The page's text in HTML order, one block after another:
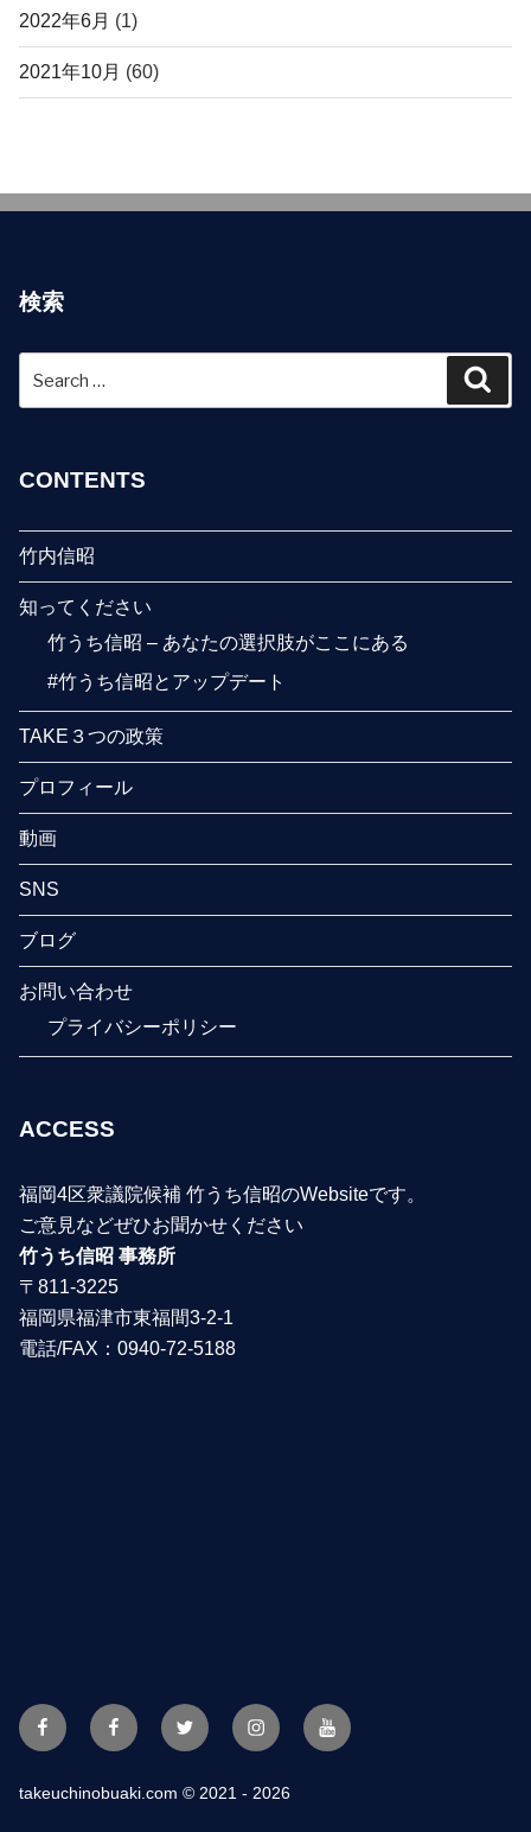
2022年6月 (1)
2021年10月 (60)
検索
CONTENTS
竹内信昭
知ってください
竹うち信昭 – あなたの選択肢がここにある
#竹うち信昭とアップデート
TAKE３つの政策
プロフィール
動画
SNS
ブログ
お問い合わせ
プライバシーポリシー
ACCESS
福岡4区衆議院候補 竹うち信昭のWebsiteです。
ご意見などぜひお聞かせください
竹うち信昭 事務所
〒811-3225
福岡県福津市東福間3-2-1
電話/FAX：0940-72-5188
FacebookFBpage Twitter InstagramYouTube
takeuchinobuaki.com © 2021 - 2026